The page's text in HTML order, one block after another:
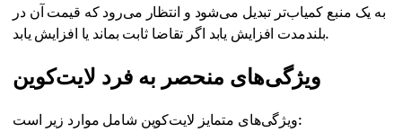
به یک منبع کمیاب‌تر تبدیل می‌شود و انتظار می‌رود که قیمت آن در
بلندمدت افزایش یابد اگر تقاضا ثابت بماند یا افزایش یابد.
ویژگی‌های منحصر به فرد لایت‌کوین
ویژگی‌های متمایز لایت‌کوین شامل موارد زیر است: